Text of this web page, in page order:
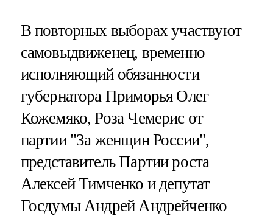
В повторных выборах участвуют
самовыдвиженец, временно
исполняющий обязанности
губернатора Приморья Олег
Кожемяко, Роза Чемерис от
партии "За женщин России",
представитель Партии роста
Алексей Тимченко и депутат
Госдумы Андрей Андрейченко